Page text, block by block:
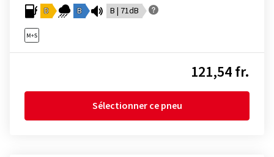
D B B | 71dB
121,54 fr.
Sélectionner ce pneu